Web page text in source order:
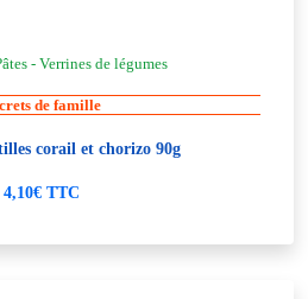
- Verrines de légumes
de famille
corail et chorizo 90g
4,10€ TTC